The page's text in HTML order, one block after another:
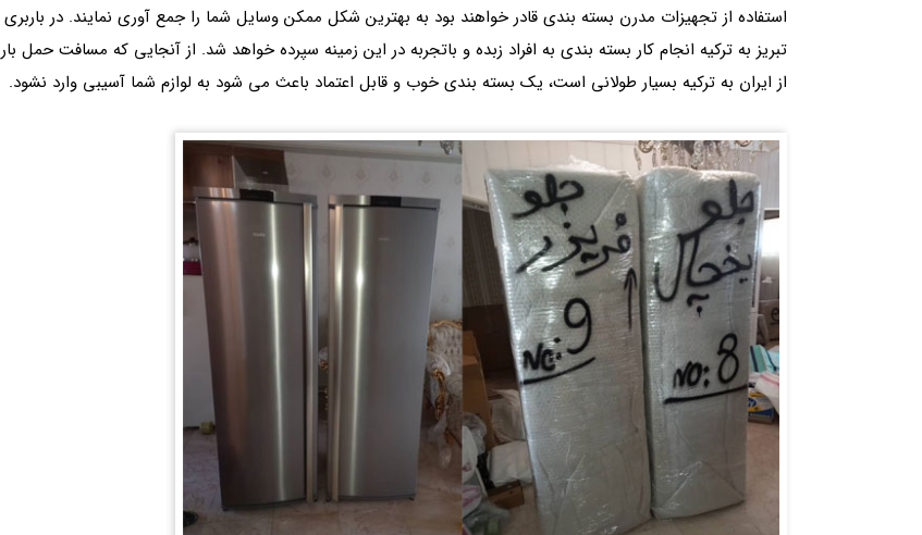
استفاده از تجهیزات مدرن بسته بندی قادر خواهند بود به بهترین شکل ممکن وسایل شما را جمع آوری نمایند. در باربری
تبریز به ترکیه انجام کار بسته بندی به افراد زبده و باتجربه در این زمینه سپرده خواهد شد. از آنجایی که مسافت حمل بار
از ایران به ترکیه بسیار طولانی است، یک بسته بندی خوب و قابل اعتماد باعث می شود به لوازم شما آسیبی وارد نشود.